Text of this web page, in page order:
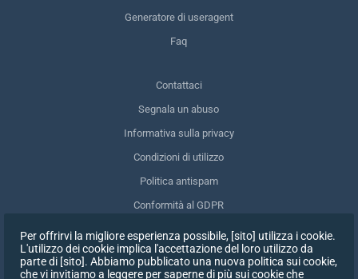
Generatore di useragent
Faq
Contattaci
Segnala un abuso
Informativa sulla privacy
Condizioni di utilizzo
Politica antispam
Conformità al GDPR
Cancellare i miei dati
Ritirare il consenso
Per offrirvi la migliore esperienza possibile, [sito] utilizza i cookie.
L'utilizzo dei cookie implica l'accettazione del loro utilizzo da
parte di [sito]. Abbiamo pubblicato una nuova politica sui cookie,
che vi invitiamo a leggere per saperne di più sui cookie che